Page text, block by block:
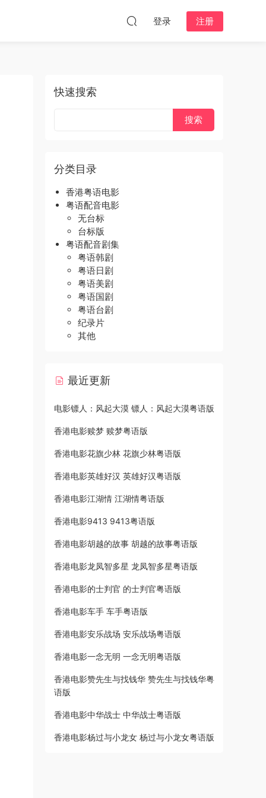
登录 注册
快速搜索
分类目录
香港粤语电影
粤语配音电影
无台标
台标版
粤语配音剧集
粤语韩剧
粤语日剧
粤语美剧
粤语国剧
粤语台剧
纪录片
其他
最近更新
电影镖人：风起大漠 镖人：风起大漠粤语版
香港电影赎梦 赎梦粤语版
香港电影花旗少林 花旗少林粤语版
香港电影英雄好汉 英雄好汉粤语版
香港电影江湖情 江湖情粤语版
香港电影9413 9413粤语版
香港电影胡越的故事 胡越的故事粤语版
香港电影龙凤智多星 龙凤智多星粤语版
香港电影的士判官 的士判官粤语版
香港电影车手 车手粤语版
香港电影安乐战场 安乐战场粤语版
香港电影一念无明 一念无明粤语版
香港电影赞先生与找钱华 赞先生与找钱华粤
语版
香港电影中华战士 中华战士粤语版
香港电影杨过与小龙女 杨过与小龙女粤语版